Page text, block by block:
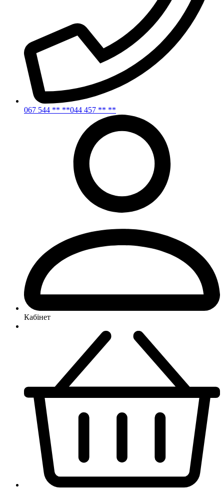
067 544 ** **044 457 ** **
Кабінет